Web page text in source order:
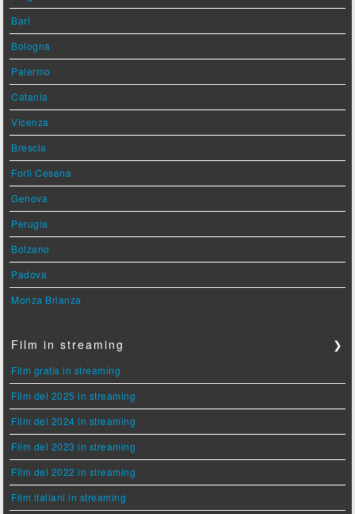
Bari
Bologna
Palermo
Catania
Vicenza
Brescia
Forlì Cesena
Genova
Perugia
Bolzano
Padova
Monza Brianza
Film in streaming ❯
Film gratis in streaming
Film del 2025 in streaming
Film del 2024 in streaming
Film del 2023 in streaming
Film del 2022 in streaming
Film italiani in streaming